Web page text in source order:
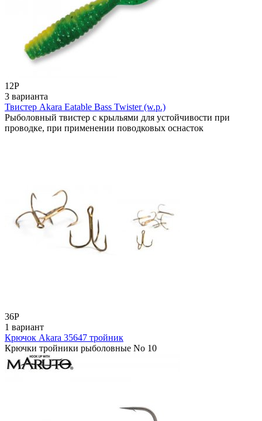
12Р
3 варианта
Твистер Akara Eatable Bass Twister (w.p.)
Рыболовный твистер с крыльями для устойчивости при
проводке, при применении поводковых оснасток
36Р
1 вариант
Крючок Akara 35647 тройник
Крючки тройники рыболовные No 10